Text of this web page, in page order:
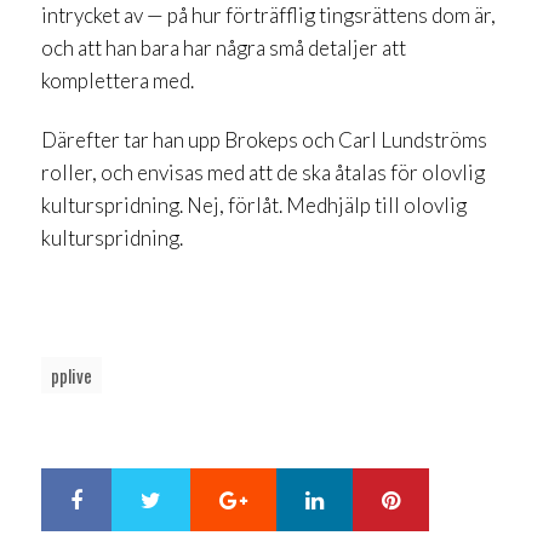
intrycket av — på hur förträfflig tingsrättens dom är,
och att han bara har några små detaljer att
komplettera med.
Därefter tar han upp Brokeps och Carl Lundströms
roller, och envisas med att de ska åtalas för olovlig
kulturspridning. Nej, förlåt. Medhjälp till olovlig
kulturspridning.
pplive
Google+ LinkedIn